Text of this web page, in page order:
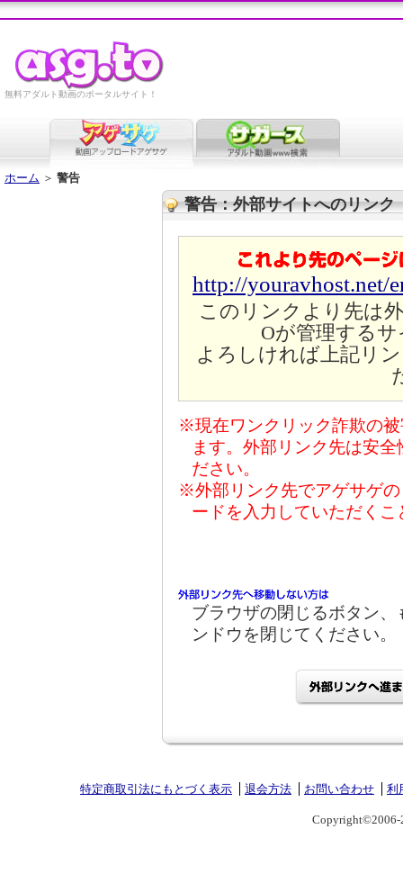
無料アダルト動画のポータルサイト！
ホーム ＞ 警告
警告：外部サイトへのリンク
http://youravhost.net/
このリンクより先は
Oが管理する
よろしければ上記リ
※現在ワンクリック詐欺の
ます。外部リンク先は安
ださい。
※外部リンク先でアゲサゲ
ードを入力していただく
ブラウザの閉じるボタン
ンドウを閉じてください。
特定商取引法にもとづく表示 退会方法 お問い合わせ 利
Copyright©2006-